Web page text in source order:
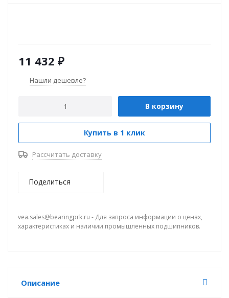
11 432 ₽
Нашли дешевле?
В корзину
Купить в 1 клик
Рассчитать доставку
Поделиться
vea.sales@bearingprk.ru - Для запроса информации о ценах,
характеристиках и наличии промышленных подшипников.
Описание